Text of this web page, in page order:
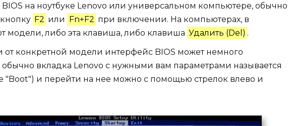
на ноутбуке Lenovo или универсальном компьютере, обычно
F2 или Fn+F2 при включении. На компьютерах, в
модели, либо эта клавиша, либо клавиша Удалить (Del) .
от конкретной модели интерфейс BIOS может немного
обычно вкладка Lenovo с нужными вам параметрами называется
"Boot") и перейти на нее можно с помощью стрелок влево и